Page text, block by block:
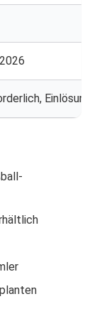
Einlösung